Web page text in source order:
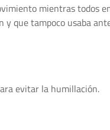
mientras todos
que tampoco usaba
evitar la humillación.